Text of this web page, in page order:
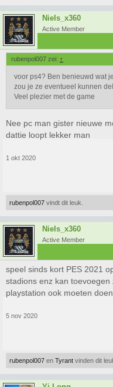
Niels_x360
Active Member
rubenpol007 zei: ↑
voor ps4? Ben benieuwd wat
zou je ze eventueel kunnen
Veel plezier met de game
Nee pc man gister nieuwe
dattie loopt lekker man
1 okt 2020
rubenpol007 vindt dit leuk.
Niels_x360
Active Member
speel sinds kort PES 2021
stadions enz kan
playstation ook moeten
5 nov 2020
rubenpol007 en Tyrant vinden dit